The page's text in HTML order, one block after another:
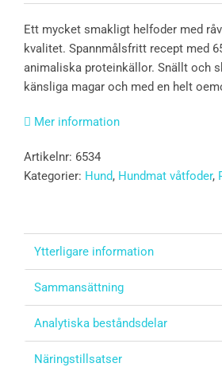
Ett mycket smakligt helfoder med
kvalitet. Spannmålsfritt recept med
animaliska proteinkällor. Snällt och
känsliga magar och med en helt
Mer information
Artikelnr: 6534
Kategorier: Hund, Hundmat våtfoder,
Ytterligare information
Sammansättning
Analytiska beståndsdelar
Näringstillsatser